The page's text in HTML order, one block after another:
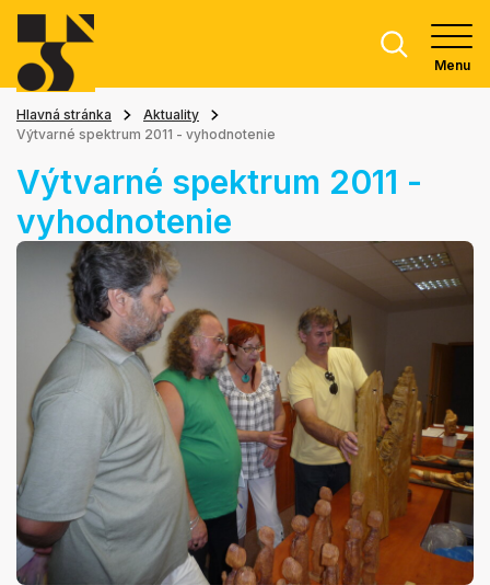
Menu
Hlavná stránka
Aktuality
Výtvarné spektrum 2011 - vyhodnotenie
Výtvarné spektrum 2011 -
vyhodnotenie